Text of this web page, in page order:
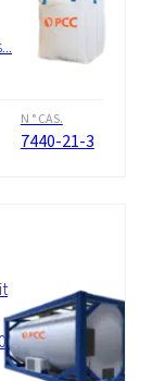
N ° CAS.
7440-21-3